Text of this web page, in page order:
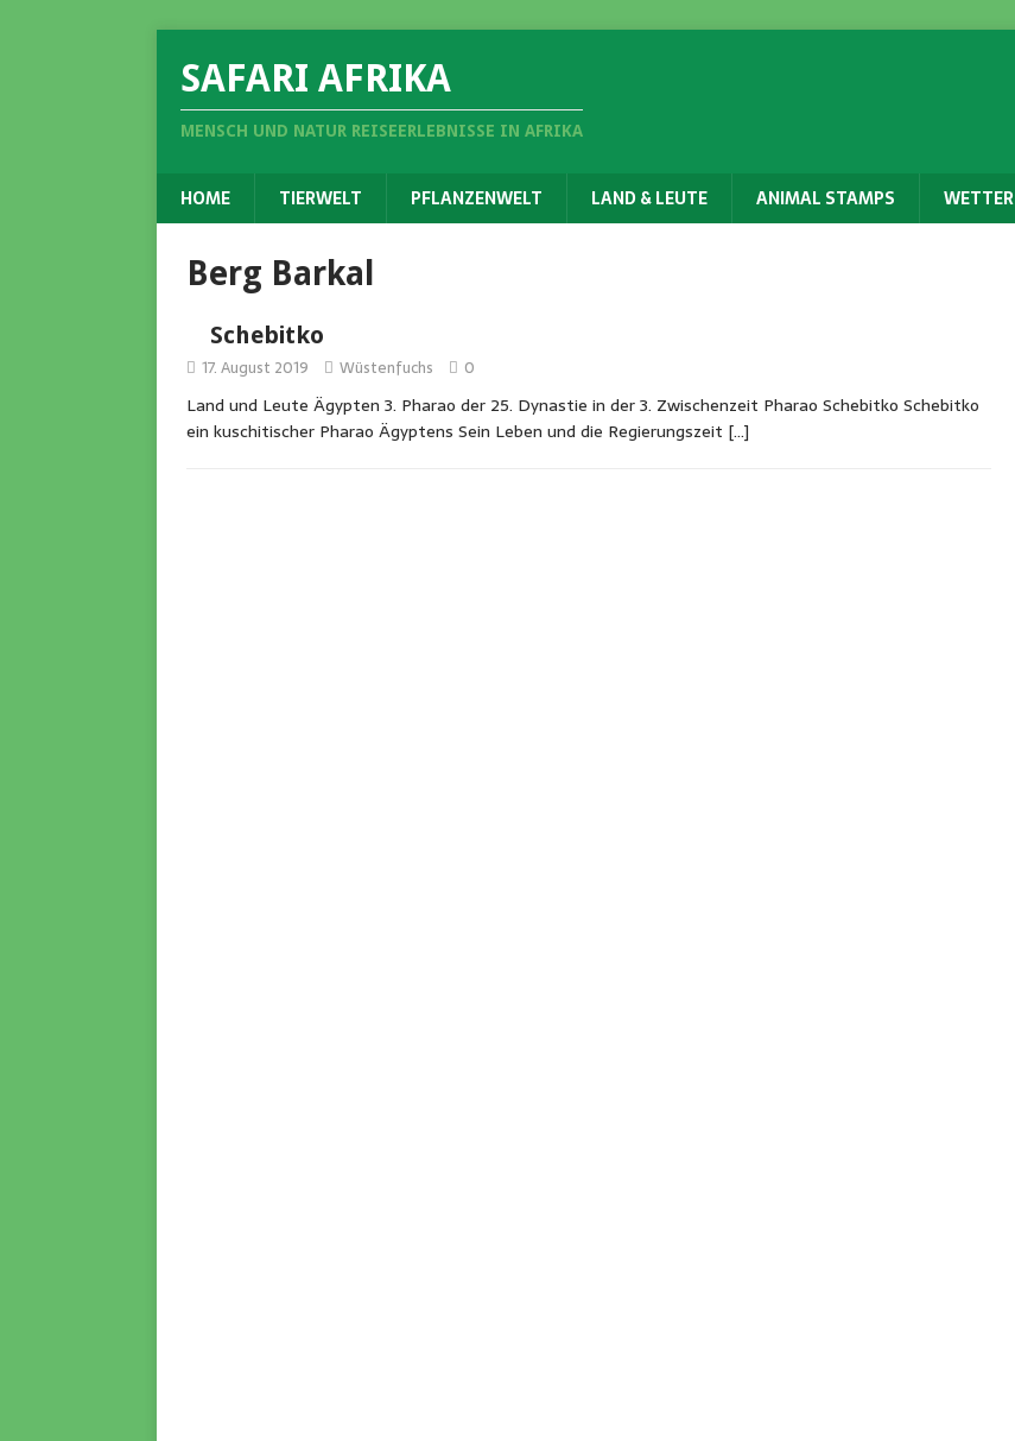
SAFARI AFRIKA
MENSCH UND NATUR REISEERLEBNISSE IN AFRIKA
HOME TIERWELT PFLANZENWELT LAND & LEUTE ANIMAL STAMPS WETTER
Berg Barkal
Schebitko
17. August 2019 Wüstenfuchs 0
Land und Leute Ägypten 3. Pharao der 25. Dynastie in der 3. Zwischenzeit Pharao Schebitko Schebitko
ein kuschitischer Pharao Ägyptens Sein Leben und die Regierungszeit […]